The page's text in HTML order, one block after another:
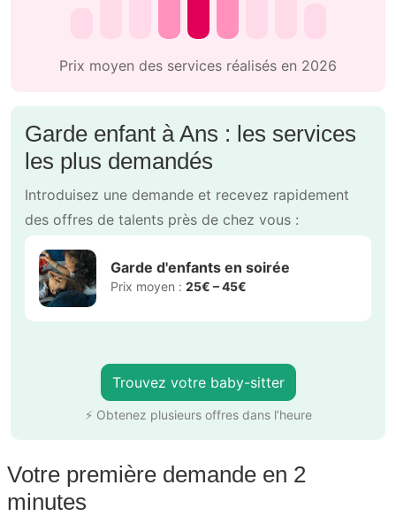
Prix moyen des services réalisés en 2026
Garde enfant à Ans : les services
les plus demandés
Introduisez une demande et recevez rapidement
des offres de talents près de chez vous :
Garde d'enfants en soirée
Prix moyen : 25€ – 45€
Trouvez votre baby-sitter
⚡ Obtenez plusieurs offres dans l’heure
Votre première demande en 2
minutes